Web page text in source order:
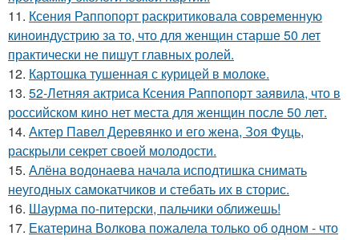
11. Ксения Раппопорт раскритиковала современную
киноиндустрию за то, что для женщин старше 50 лет
практически не пишут главных ролей.
12. Картошка тушенная с курицей в молоке.
13. 52-Летняя актриса Ксения Раппопорт заявила, что в
российском кино нет места для женщин после 50 лет.
14. Актер Павел Деревянко и его жена, Зоя Фуць,
раскрыли секрет своей молодости.
15. Алёна водонаева начала исподтишка снимать
неугодных самокатчиков и стебать их в сторис.
16. Шаурма по-питерски, пальчики оближешь!
17. Екатерина Волкова пожалела только об одном - что